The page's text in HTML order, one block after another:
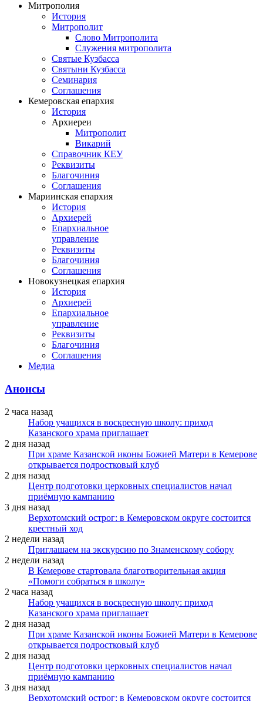
Митрополия
История
Митрополит
Слово Митрополита
Служения митрополита
Святые Кузбасса
Святыни Кузбасса
Семинария
Соглашения
Кемеровская епархия
История
Архиереи
Митрополит
Викарий
Справочник КЕУ
Реквизиты
Благочиния
Соглашения
Мариинская епархия
История
Архиерей
Епархиальное
управление
Реквизиты
Благочиния
Соглашения
Новокузнецкая епархия
История
Архиерей
Епархиальное
управление
Реквизиты
Благочиния
Соглашения
Медиа
Анонсы
2 часа назад
Набор учащихся в воскресную школу: приход
Казанского храма приглашает
2 дня назад
При храме Казанской иконы Божией Матери в Кемерове
открывается подростковый клуб
2 дня назад
Центр подготовки церковных специалистов начал
приёмную кампанию
3 дня назад
Верхотомский острог: в Кемеровском округе состоится
крестный ход
2 недели назад
Приглашаем на экскурсию по Знаменскому собору
2 недели назад
В Кемерове стартовала благотворительная акция
«Помоги собраться в школу»
2 часа назад
Набор учащихся в воскресную школу: приход
Казанского храма приглашает
2 дня назад
При храме Казанской иконы Божией Матери в Кемерове
открывается подростковый клуб
2 дня назад
Центр подготовки церковных специалистов начал
приёмную кампанию
3 дня назад
Верхотомский острог: в Кемеровском округе состоится